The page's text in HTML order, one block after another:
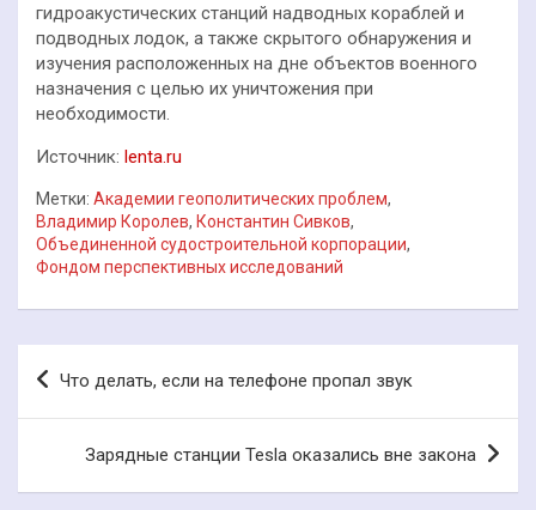
гидроакустических станций надводных кораблей и
подводных лодок, а также скрытого обнаружения и
изучения расположенных на дне объектов военного
назначения с целью их уничтожения при
необходимости.
Источник: lenta.ru
Метки: Академии геополитических проблем,
Владимир Королев, Константин Сивков,
Объединенной судостроительной корпорации,
Фондом перспективных исследований
Навигация
по
Что делать, если на телефоне пропал звук
Зарядные станции Tesla оказались вне закона